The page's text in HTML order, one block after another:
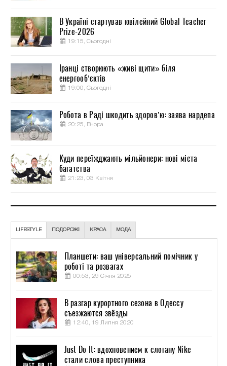
В Україні стартував ювілейний Global Teacher
Prize-2026
19:15, Сьогодні
Іранці створюють «живі щити» біля
енергооб’єктів
19:00, Сьогодні
Робота в Раді шкодить здоров’ю: заява нардепа
20:25, Вчора
Куди переїжджають мільйонери: нові міста
багатства
21:23, 03 Квітня
LIFESTYLE ПОДОРОЖІ КРАСА МОДА
Планшети: ваш універсальний помічник у
роботі та розвагах
00:53, 29 Січня 2025
В разгар курортного сезона в Одессу
съезжаются звёзды
12:40, 19 Липня 2020
Just Do It: вдохновением к слогану Nike
стали слова преступника